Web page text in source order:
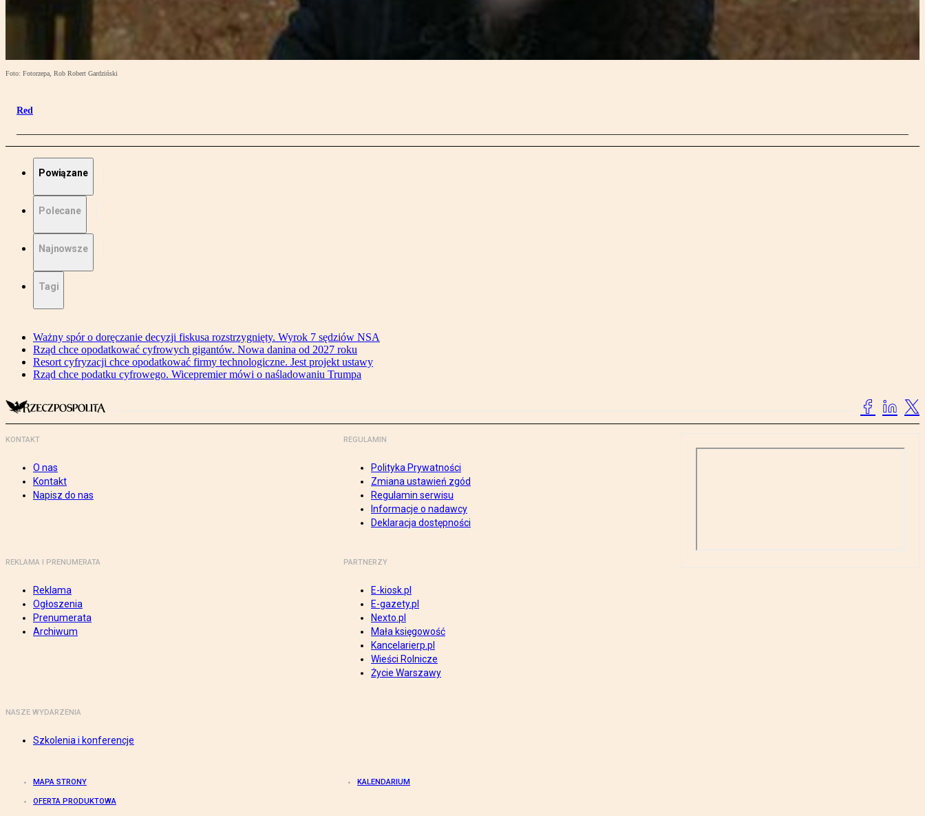
Foto: Fotorzepa, Rob Robert Gardziński
Red
Powiązane
Polecane
Najnowsze
Tagi
Ważny spór o doręczanie decyzji fiskusa rozstrzygnięty. Wyrok 7 sędziów NSA
Rząd chce opodatkować cyfrowych gigantów. Nowa danina od 2027 roku
Resort cyfryzacji chce opodatkować firmy technologiczne. Jest projekt ustawy
Rząd chce podatku cyfrowego. Wicepremier mówi o naśladowaniu Trumpa
KONTAKT
O nas
Kontakt
Napisz do nas
REGULAMIN
Polityka Prywatności
Zmiana ustawień zgód
Regulamin serwisu
Informacje o nadawcy
Deklaracja dostępności
REKLAMA I PRENUMERATA
Reklama
Ogłoszenia
Prenumerata
Archiwum
PARTNERZY
E-kiosk.pl
E-gazety.pl
Nexto.pl
Mała księgowość
Kancelarierp.pl
Wieści Rolnicze
Życie Warszawy
NASZE WYDARZENIA
Szkolenia i konferencje
MAPA STRONY KALENDARIUM
OFERTA PRODUKTOWA